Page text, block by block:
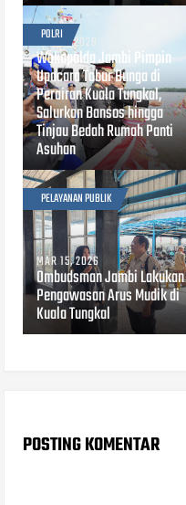
POLRI
JUN 24, 2026
Wakapolda Jambi Pimpin
Upacara Tabur Bunga di
Perairan Kuala Tungkal,
Salurkan Bansos hingga
Tinjau Bedah Rumah Panti
Asuhan
PELAYANAN PUBLIK
MAR 15, 2026
Ombudsman Jambi Lakukan
Pengawasan Arus Mudik di
Kuala Tungkal
POSTING KOMENTAR